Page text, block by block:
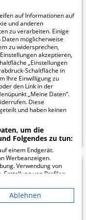
1.99
auf Informationen auf
und anderen
zu verarbeiten. Einige
möglicherweise
zu widersprechen,
akzeptieren,
„Einstellungen
Schaltfläche in
Ihre Einwilligung zu
den Link in der
„Meine Daten“.
Diese
und haben keinen
um die
Folgendes zu tun:
einem Endgerät.
Werbeanzeigen.
Verwendung von
Erstellung von Profilen
Messung der
durch Statistiken
Quellen. Entwicklung
Daten zur
Ablehnen